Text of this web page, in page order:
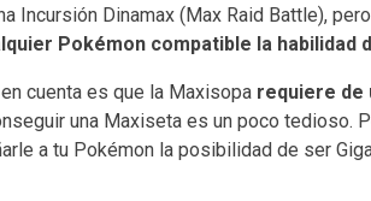
Incursión Dinamax (Max Raid Battle),
Pokémon compatible la habilidad
cuenta es que la Maxisopa requiere de
una Maxiseta es un poco tedioso.
a tu Pokémon la posibilidad de ser